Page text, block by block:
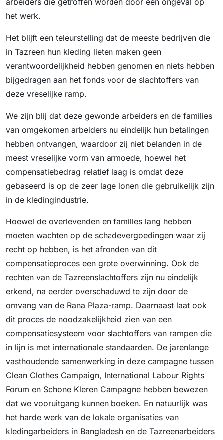
arbeiders die getroffen worden door een ongeval op
het werk.
Het blijft een teleurstelling dat de meeste bedrijven die
in Tazreen hun kleding lieten maken geen
verantwoordelijkheid hebben genomen en niets hebben
bijgedragen aan het fonds voor de slachtoffers van
deze vreselijke ramp.
We zijn blij dat deze gewonde arbeiders en de families
van omgekomen arbeiders nu eindelijk hun betalingen
hebben ontvangen, waardoor zij niet belanden in de
meest vreselijke vorm van armoede, hoewel het
compensatiebedrag relatief laag is omdat deze
gebaseerd is op de zeer lage lonen die gebruikelijk zijn
in de kledingindustrie.
Hoewel de overlevenden en families lang hebben
moeten wachten op de schadevergoedingen waar zij
recht op hebben, is het afronden van dit
compensatieproces een grote overwinning. Ook de
rechten van de Tazreenslachtoffers zijn nu eindelijk
erkend, na eerder overschaduwd te zijn door de
omvang van de Rana Plaza-ramp. Daarnaast laat ook
dit proces de noodzakelijkheid zien van een
compensatiesysteem voor slachtoffers van rampen die
in lijn is met internationale standaarden. De jarenlange
vasthoudende samenwerking in deze campagne tussen
Clean Clothes Campaign, International Labour Rights
Forum en Schone Kleren Campagne hebben bewezen
dat we vooruitgang kunnen boeken. En natuurlijk was
het harde werk van de lokale organisaties van
kledingarbeiders in Bangladesh en de Tazreenarbeiders